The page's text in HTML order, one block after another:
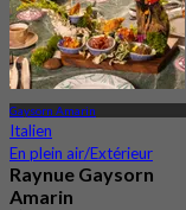
Gaysorn Amarin
Italien
En plein air/Extérieur
Raynue Gaysorn
Amarin